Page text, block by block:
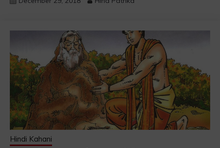
Hindi Kahani